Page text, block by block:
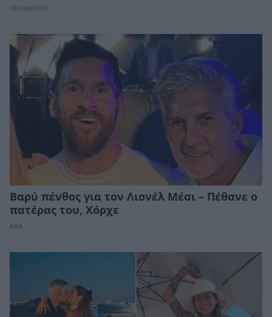
CELEBRITIES
Βαρύ πένθος για τον Λιονέλ Μέσι – Πέθανε ο
πατέρας του, Χόρχε
ΝΕΑ